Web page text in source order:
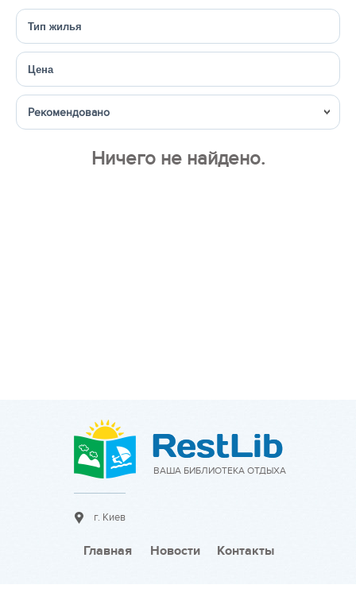
Тип жилья
Цена
Сортировка
Ничего не найдено.
ВАША БИБЛИОТЕКА ОТДЫХА
г. Киев
Главная Новости Контакты